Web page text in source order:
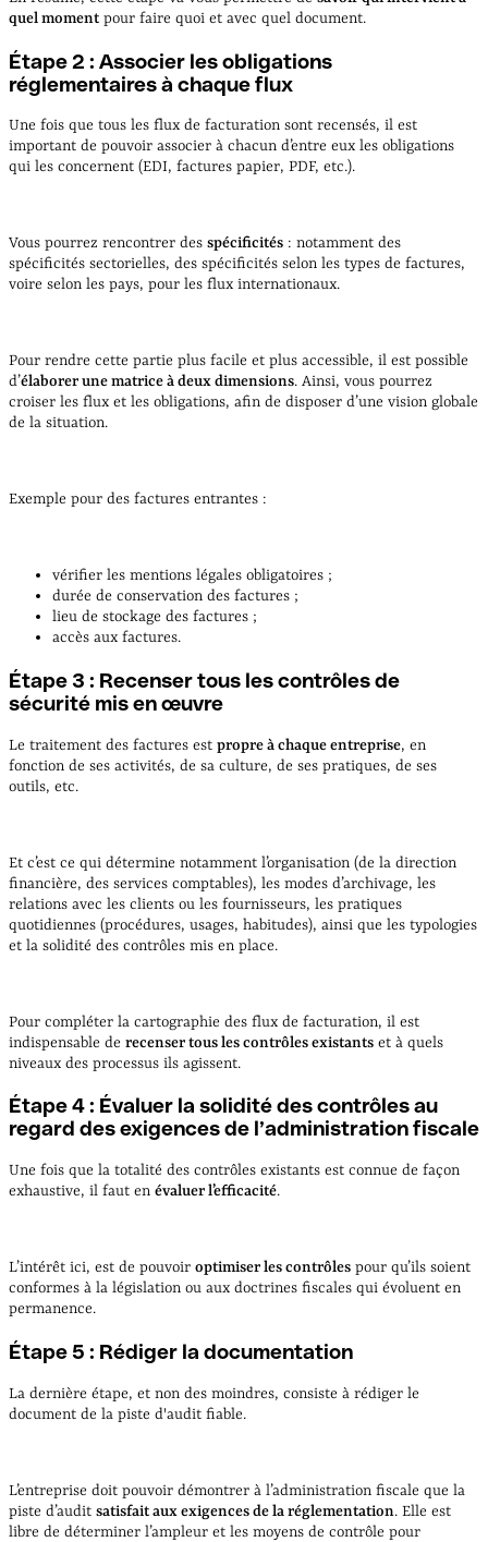
quel moment pour faire quoi et avec quel document.
Étape 2 : Associer les obligations
réglementaires à chaque flux
Une fois que tous les flux de facturation sont recensés, il est
important de pouvoir associer à chacun d’entre eux les obligations
qui les concernent (EDI, factures papier, PDF, etc.).
Vous pourrez rencontrer des spécificités : notamment des
spécificités sectorielles, des spécificités selon les types de factures,
voire selon les pays, pour les flux internationaux.
Pour rendre cette partie plus facile et plus accessible, il est possible
d’élaborer une matrice à deux dimensions. Ainsi, vous pourrez
croiser les flux et les obligations, afin de disposer d’une vision globale
de la situation.
Exemple pour des factures entrantes :
vérifier les mentions légales obligatoires ;
durée de conservation des factures ;
lieu de stockage des factures ;
accès aux factures.
Étape 3 : Recenser tous les contrôles de
sécurité mis en œuvre
Le traitement des factures est propre à chaque entreprise, en
fonction de ses activités, de sa culture, de ses pratiques, de ses
outils, etc.
Et c’est ce qui détermine notamment l’organisation (de la direction
financière, des services comptables), les modes d’archivage, les
relations avec les clients ou les fournisseurs, les pratiques
quotidiennes (procédures, usages, habitudes), ainsi que les typologies
et la solidité des contrôles mis en place.
Pour compléter la cartographie des flux de facturation, il est
indispensable de recenser tous les contrôles existants et à quels
niveaux des processus ils agissent.
Étape 4 : Évaluer la solidité des contrôles au
regard des exigences de l’administration fiscale
Une fois que la totalité des contrôles existants est connue de façon
exhaustive, il faut en évaluer l’efficacité.
L’intérêt ici, est de pouvoir optimiser les contrôles pour qu’ils soient
conformes à la législation ou aux doctrines fiscales qui évoluent en
permanence.
Étape 5 : Rédiger la documentation
La dernière étape, et non des moindres, consiste à rédiger le
document de la piste d'audit fiable.
L’entreprise doit pouvoir démontrer à l’administration fiscale que la
piste d’audit satisfait aux exigences de la réglementation. Elle est
libre de déterminer l’ampleur et les moyens de contrôle pour